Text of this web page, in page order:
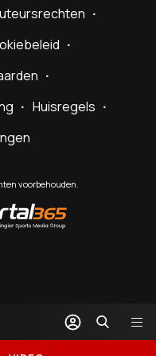
Huisregels
voorbehouden.